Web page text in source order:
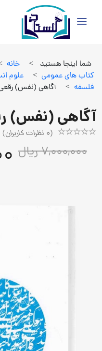
شما اینجا هستید > خانه
كتاب هاي عمومي > علوم
فلسفه > آگاهی (نفس)
آگاهی (نفس)
5.00
(
0 نظرات کاربران)
7,000,000 ریال